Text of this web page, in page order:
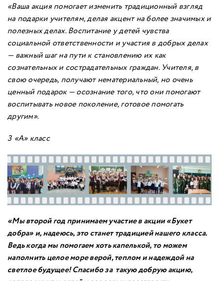
«Ваша акция помогает изменить традиционный взгляд
на подарки учителям, делая акцент на более значимых и
полезных делах. Воспитание у детей чувства
социальной ответственности и участия в добрых делах
— важный шаг на пути к становлению их как
сознательных и сострадательных граждан. Учителя, в
свою очередь, получают нематериальный, но очень
ценный подарок — осознание того, что они помогают
воспитывать новое поколение, готовое помогать
другим».
3 «А» класс
«Мы второй год принимаем участие в акции «Букет
добра» и, надеюсь, это станет традицией нашего класса.
Ведь когда мы помогаем хоть капелькой, то можем
наполнить целое море верой, теплом и надеждой на
светлое будущее! Спасибо за такую добрую акцию,